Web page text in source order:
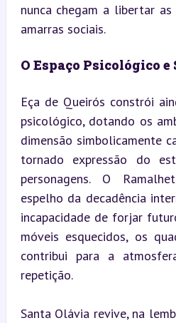
nunca chegam a libertar as
amarras sociais.
O Espaço Psicológico
Eça de Queirós constrói
psicológico, dotando os
dimensão simbolicamente
tornado expressão do
personagens. O
espelho da decadência
incapacidade de forjar
móveis esquecidos, os
contribui para a
repetição.
Santa Olávia revive, na